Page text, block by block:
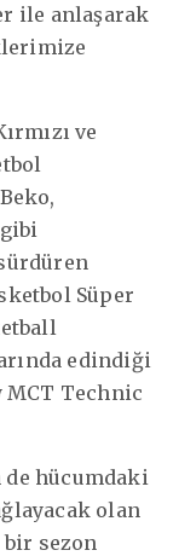
ile anlaşarak
ve
Süper
edindiği
MCT Technic
hücumdaki
olan
sezon